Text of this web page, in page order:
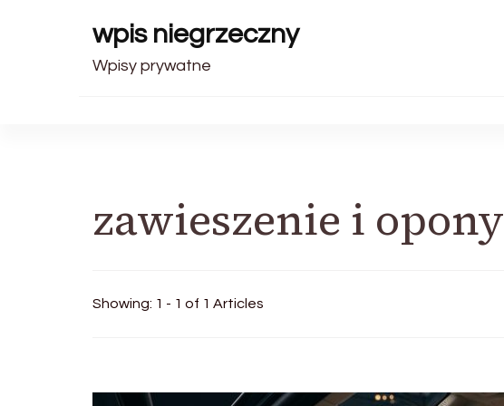
wpis niegrzeczny
Wpisy prywatne
zawieszenie i opony
Showing: 1 - 1 of 1 Articles